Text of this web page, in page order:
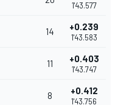
1'43.577
14 +0.239
1'43.583
11 +0.403
1'43.747
8 +0.412
1'43.756